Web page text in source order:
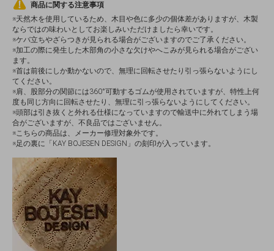
商品に関する注意事項
※天然木を使用しているため、木目や色に多少の個体差がありますが、木製
ならではの味わいとしてお楽しみいただけましたら幸いです。
※ケバ立ちやざらつきが見られる場合がございますのでご了承ください。
※加工の際に発生した木部角の小さな欠けやへこみが見られる場合がござい
ます。
※首は前後にしか動かないので、無理に回転させたり引っ張らないようにし
てください。
※肩、股部分の関節には360°可動するゴムが使用されていますが、特性上何
度も同じ方向に回転させたり、無理に引っ張らないようにしてください。
※頭部は引き抜くと外れる仕様になっていますので輸送中に外れてしまう場
合がございますが、不良品ではございません。
※こちらの商品は、メーカー修理対象外です。
※足の裏に「KAY BOJESEN DESIGN」の刻印が入っています。